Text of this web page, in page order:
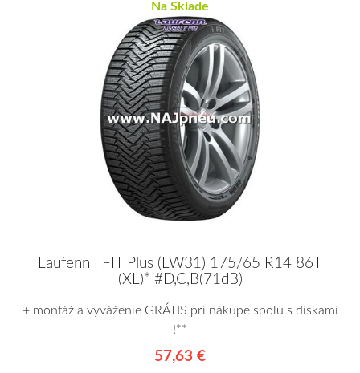
Na Sklade
Laufenn I FIT Plus (LW31) 175/65 R14 86T
(XL)* #D,C,B(71dB)
+ montáž a vyváženie GRÁTIS pri nákupe spolu s diskami
!**
57,63 €